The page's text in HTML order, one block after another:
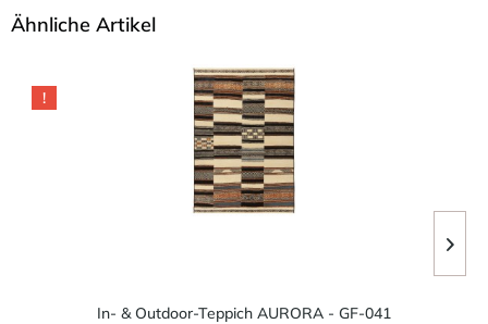
Ähnliche Artikel
!
In- & Outdoor-Teppich AURORA - GF-041